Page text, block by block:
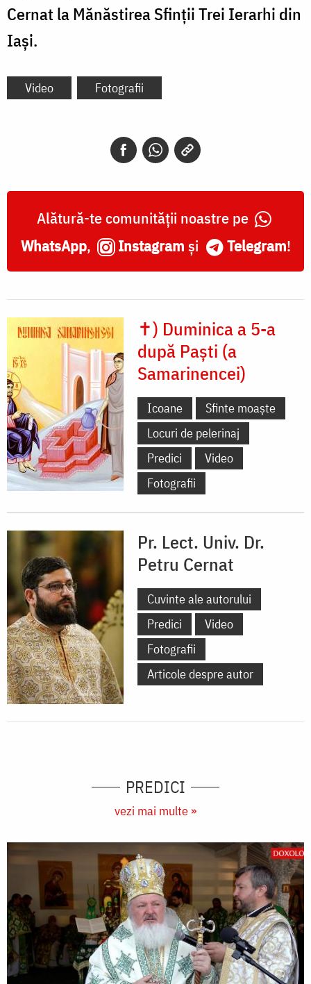
Cernat la Mănăstirea Sfinții Trei Ierarhi din
Iași.
Video Fotografii
Alătură-te comunității noastre pe
WhatsApp, Instagram și Telegram!
✝) Duminica a 5-a
după Paști (a
Samarinencei)
Icoane
Sfinte moaște
Locuri de pelerinaj
Predici
Video
Fotografii
Pr. Lect. Univ. Dr.
Petru Cernat
Cuvinte ale autorului
Predici
Video
Fotografii
Articole despre autor
PREDICI
vezi mai multe »